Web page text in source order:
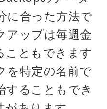
に合った方法で
アップは毎週金
こともできます
を特定の名前で
することもでき